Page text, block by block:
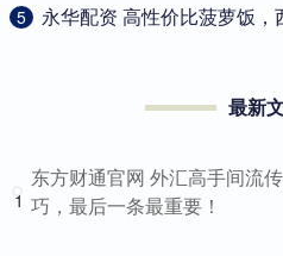
5 永华配资 高性价比菠萝饭
最新
1
东方财通官网 外汇高手间流
巧，最后一条最重要！